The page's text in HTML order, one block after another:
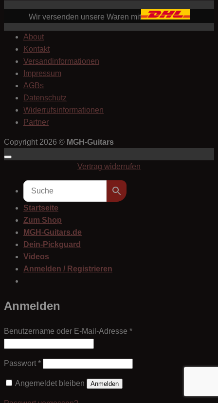
Wir versenden unsere Waren mit
About
Kontakt
Versandinformationen
Impressum
AGBs
Datenschutz
Widerrufsinformationen
Partner
Copyright 2026 © MGH-Guitars
Vertrag widerrufen
Startseite
Zum Shop
MGH-Guitars.de
Dein-Pickguard
Videos
Anmelden / Registrieren
Anmelden
Benutzername oder E-Mail-Adresse *Erforderlich
Passwort *Erforderlich
Angemeldet bleiben Anmelden